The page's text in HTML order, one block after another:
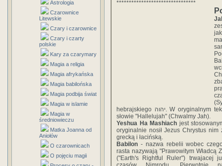
Astrologia
Czarownice
Litewskie
Czary i czarownice
Czary i czarty
polskie
Kary za czarymary
Magia a religia
Magia afrykańska
Magia babilońska
Magia podbija świat
Magia w islamie
Magia w
średniowieczu
Matka Joanna od
Aniołów
O czarownicach
O pojęciu magii
********************************
hebrajskiego יהוה. W oryginalnym tekście Biblii występuje ono 26 razy samo i 24 razy w
słowie "Hallelujah" (Chwalmy Jah).
Yeshua Ha Mashiach jest
oryginalnie nosił Jezus Chrystus nim
grecką i łacińską.
Babilon - nazwa rebelii wobec
rasta nazywają "Prawowitym Władcą
("Earth's Rightful Ruler") trwajacej